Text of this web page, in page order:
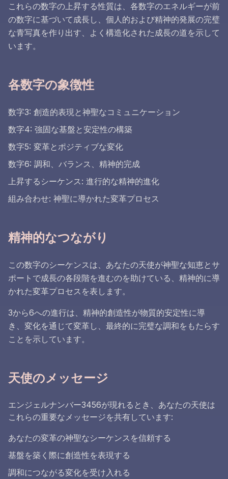
これらの数字の上昇する性質は、各数字のエネルギーが前
の数字に基づいて成長し、個人的および精神的発展の完璧
な青写真を作り出す、よく構造化された成長の道を示して
います。
各数字の象徴性
数字3: 創造的表現と神聖なコミュニケーション
数字4: 強固な基盤と安定性の構築
数字5: 変革とポジティブな変化
数字6: 調和、バランス、精神的完成
上昇するシーケンス: 進行的な精神的進化
組み合わせ: 神聖に導かれた変革プロセス
精神的なつながり
この数字のシーケンスは、あなたの天使が神聖な知恵とサ
ポートで成長の各段階を進むのを助けている、精神的に導
かれた変革プロセスを表します。
3から6への進行は、精神的創造性が物質的安定性に導
き、変化を通じて変革し、最終的に完璧な調和をもたらす
ことを示しています。
天使のメッセージ
エンジェルナンバー3456が現れるとき、あなたの天使は
これらの重要なメッセージを共有しています:
あなたの変革の神聖なシーケンスを信頼する
基盤を築く際に創造性を表現する
調和につながる変化を受け入れる